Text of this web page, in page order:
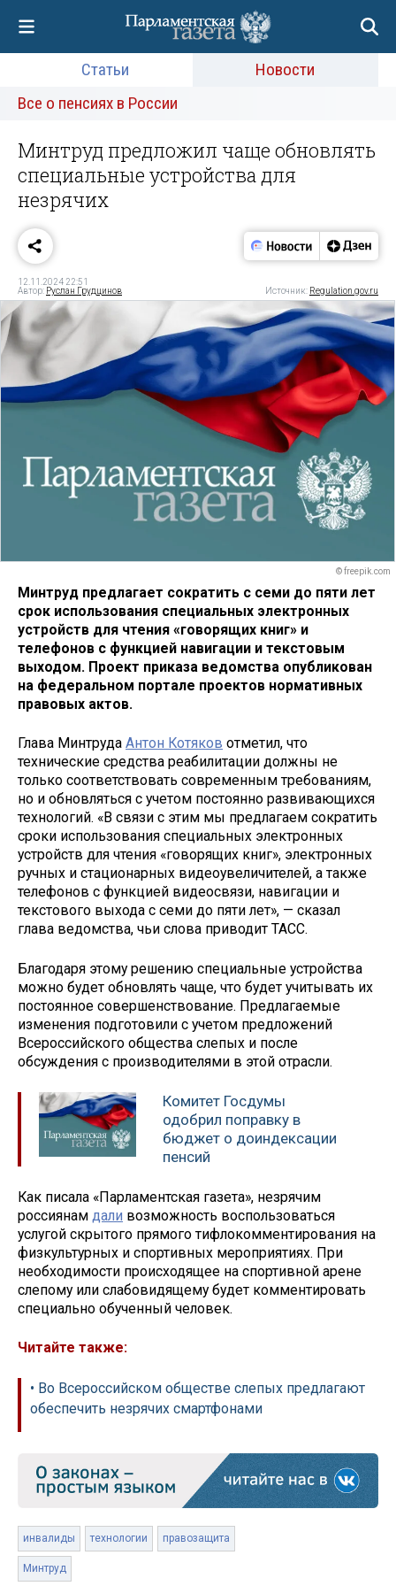
Статьи
Новости
Все о пенсиях в России
Минтруд предложил чаще обновлять
специальные устройства для
незрячих
12.11.2024 22:51
Автор: Руслан Грудцинов Источник: Regulation.gov.ru
© freepik.com
Минтруд предлагает сократить с семи до пяти лет
срок использования специальных электронных
устройств для чтения «говорящих книг» и
телефонов с функцией навигации и текстовым
выходом. Проект приказа ведомства опубликован
на федеральном портале проектов нормативных
правовых актов.
Глава Минтруда Антон Котяков отметил, что
технические средства реабилитации должны не
только соответствовать современным требованиям,
но и обновляться с учетом постоянно развивающихся
технологий. «В связи с этим мы предлагаем сократить
сроки использования специальных электронных
устройств для чтения «говорящих книг», электронных
ручных и стационарных видеоувеличителей, а также
телефонов с функцией видеосвязи, навигации и
текстового выхода с семи до пяти лет», — сказал
глава ведомства, чьи слова приводит ТАСС.
Благодаря этому решению специальные устройства
можно будет обновлять чаще, что будет учитывать их
постоянное совершенствование. Предлагаемые
изменения подготовили с учетом предложений
Всероссийского общества слепых и после
обсуждения с производителями в этой отрасли.
Комитет Госдумы
одобрил поправку в
бюджет о доиндексации
пенсий
Как писала «Парламентская газета», незрячим
россиянам дали возможность воспользоваться
услугой скрытого прямого тифлокомментирования на
физкультурных и спортивных мероприятиях. При
необходимости происходящее на спортивной арене
слепому или слабовидящему будет комментировать
специально обученный человек.
Читайте также:
• Во Всероссийском обществе слепых предлагают
обеспечить незрячих смартфонами
инвалиды технологии правозащита
Минтруд